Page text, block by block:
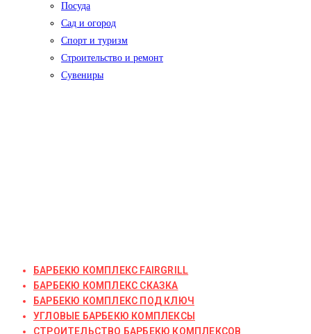
Посуда
Сад и огород
Спорт и туризм
Строительство и ремонт
Сувениры
БАРБЕКЮ КОМПЛЕКС FAIRGRILL
БАРБЕКЮ КОМПЛЕКС СКАЗКА
БАРБЕКЮ КОМПЛЕКС ПОД КЛЮЧ
УГЛОВЫЕ БАРБЕКЮ КОМПЛЕКСЫ
СТРОИТЕЛЬСТВО БАРБЕКЮ КОМПЛЕКСОВ